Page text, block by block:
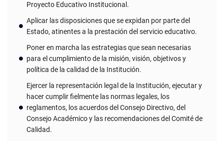
Proyecto Educativo Institucional.
Aplicar las disposiciones que se expidan por parte del
Estado, atinentes a la prestación del servicio educativo.
Poner en marcha las estrategias que sean necesarias
para el cumplimiento de la misión, visión, objetivos y
política de la calidad de la Institución.
Ejercer la representación legal de la Institución, ejecutar y
hacer cumplir fielmente las normas legales, los
reglamentos, los acuerdos del Consejo Directivo, del
Consejo Académico y las recomendaciones del Comité de
Calidad.